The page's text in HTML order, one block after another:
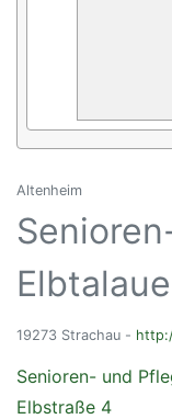
Altenheim
Elbtalaue
19273 Strachau -
Senioren- und
Elbstraße 4